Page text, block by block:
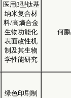
医用β型钛基
纳米复合材
料/高熵合金
生物功能化
表面改性机
制及其生物
学性能研究
何鹏
绿色印刷制